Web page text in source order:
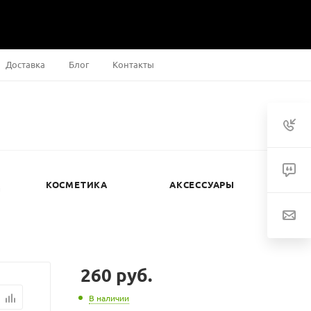
Доставка Блог Контакты
КОСМЕТИКА АКСЕССУАРЫ
260 руб.
В наличии